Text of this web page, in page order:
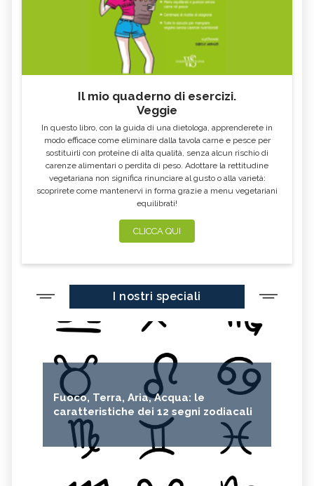
Il mio quaderno di esercizi.
Veggie
In questo libro, con la guida di una dietologa, apprenderete in
modo efficace come eliminare dalla tavola carne e pesce per
sostituirli con proteine di alta qualità, senza alcun rischio di
carenze alimentari o perdita di peso. Adottare la rettitudine
vegetariana non significa rinunciare al gusto o alla varietà:
scoprirete come mantenervi in forma grazie a menu vegetariani
equilibrati!
CLICCA QUI
I nostri speciali
Fuoco, Terra, Aria, Acqua: le
caratteristiche dei 12 segni zodiacali